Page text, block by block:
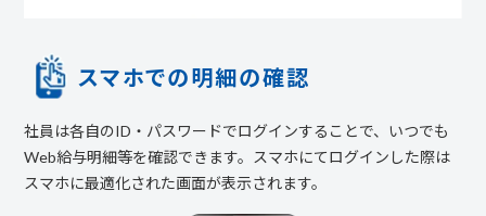
スマホでの明細の確認
社員は各自のID・パスワードでログインすることで、いつでも
Web給与明細等を確認できます。スマホにてログインした際は
スマホに最適化された画面が表示されます。